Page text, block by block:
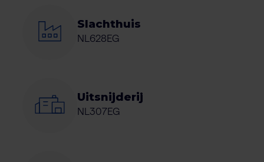
Slachthuis
NL628EG
Uitsnijderij
NL307EG